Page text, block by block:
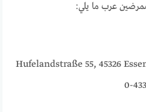
عرب ما يلي: